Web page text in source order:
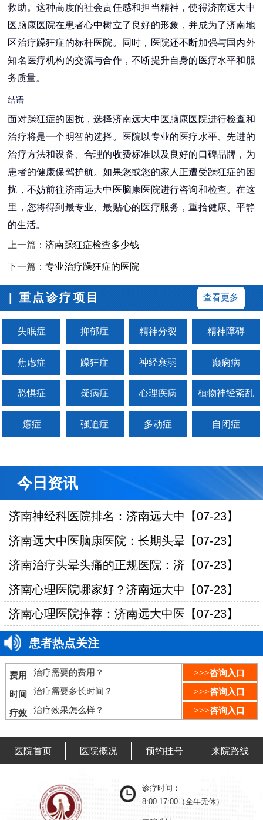
救助。这种高度的社会责任感和担当精神，使得济南远大中
医脑康医院在患者心中树立了良好的形象，并成为了济南地
区治疗躁狂症的标杆医院。同时，医院还不断加强与国内外
知名医疗机构的交流与合作，不断提升自身的医疗水平和服
务质量。
结语
面对躁狂症的困扰，选择济南远大中医脑康医院进行检查和
治疗将是一个明智的选择。医院以专业的医疗水平、先进的
治疗方法和设备、合理的收费标准以及良好的口碑品牌，为
患者的健康保驾护航。如果您或您的家人正遭受躁狂症的困
扰，不妨前往济南远大中医脑康医院进行咨询和检查。在这
里，您将得到最专业、最贴心的医疗服务，重拾健康、平静
的生活。
上一篇：济南躁狂症检查多少钱
下一篇：专业治疗躁狂症的医院
| 重点诊疗项目 查看更多
失眠症 抑郁症 精神分裂 精神障碍
焦虑症 躁狂症 神经衰弱 癫痫病
恐惧症 疑病症 心理疾病 植物神经紊乱
癔症 强迫症 多动症 自闭症
今日资讯
济南神经科医院排名：济南远大中【07-23】
济南远大中医脑康医院：长期头晕【07-23】
济南治疗头晕头痛的正规医院：济【07-23】
济南心理医院哪家好？济南远大中【07-23】
济南心理医院推荐：济南远大中医【07-23】
患者热点关注
费用 治疗需要的费用？ >>>咨询入口
时间 治疗需要多长时间？ >>>咨询入口
疗效 治疗效果怎么样？ >>>咨询入口
医院首页 医院概况 预约挂号 来院路线
诊疗时间：
8:00-17:00（全年无休）